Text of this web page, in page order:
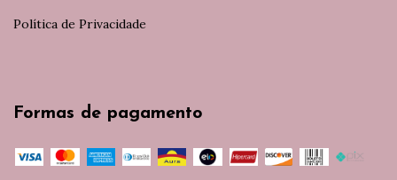
Política de Privacidade
Formas de pagamento